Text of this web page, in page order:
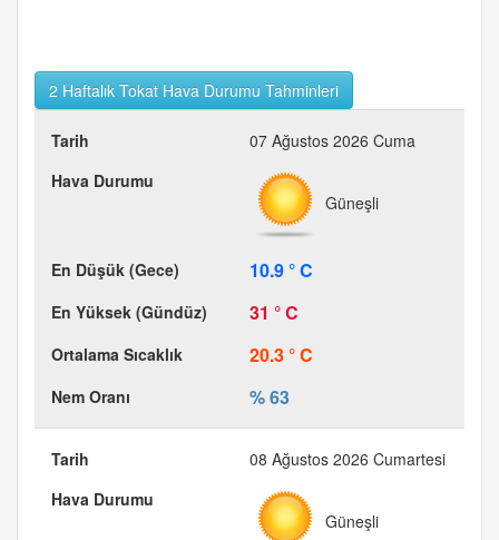
2 Haftalık Tokat Hava Durumu Tahminleri
07 Ağustos 2026 Cuma
Güneşli
10.9 ° C
31 ° C
20.3 ° C
% 63
08 Ağustos 2026 Cumartesi
Güneşli